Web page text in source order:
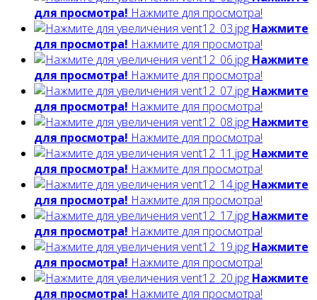
для просмотра! Нажмите для просмотра!
Нажмите
для просмотра! Нажмите для просмотра!
Нажмите
для просмотра! Нажмите для просмотра!
Нажмите
для просмотра! Нажмите для просмотра!
Нажмите
для просмотра! Нажмите для просмотра!
Нажмите
для просмотра! Нажмите для просмотра!
Нажмите
для просмотра! Нажмите для просмотра!
Нажмите
для просмотра! Нажмите для просмотра!
Нажмите
для просмотра! Нажмите для просмотра!
Нажмите
для просмотра! Нажмите для просмотра!